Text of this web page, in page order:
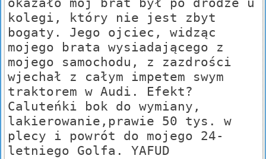
kolegi, który nie jest zbyt
bogaty. Jego ojciec, widząc
mojego brata wysiadającego z
mojego samochodu, z zazdrości
wjechał z całym impetem swym
traktorem w Audi. Efekt?
Caluteńki bok do wymiany,
lakierowanie,prawie 50 tys. w
plecy i powrót do mojego 24-
letniego Golfa. YAFUD